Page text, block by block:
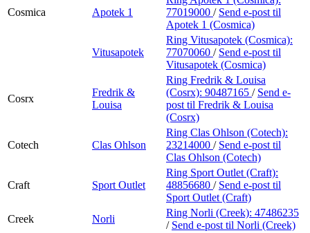
Cosmica Apotek 1
77019000 / Send e-post til
Apotek 1 (Cosmica)
Vitusapotek
Ring Vitusapotek (Cosmica):
77070060 / Send e-post til
Vitusapotek (Cosmica)
Cosrx
Fredrik &
Louisa
Ring Fredrik & Louisa
(Cosrx): 90487165 / Send e-
post til Fredrik & Louisa
(Cosrx)
Cotech Clas Ohlson
Ring Clas Ohlson (Cotech):
23214000 / Send e-post til
Clas Ohlson (Cotech)
Craft Sport Outlet
Ring Sport Outlet (Craft):
48856680 / Send e-post til
Sport Outlet (Craft)
Creek
Norli
Ring Norli (Creek): 47486235
/ Send e-post til Norli (Creek)